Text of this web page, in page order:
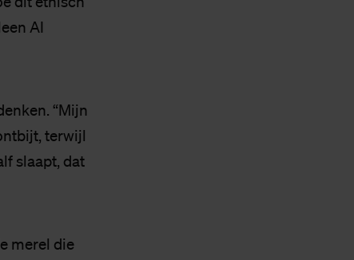
AI
“Mijn
terwijl
slaapt, dat
merel die